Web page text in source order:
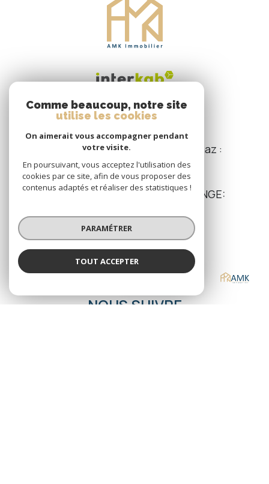
AMK IMMOBILIER
HAUTES-ALPES– Mickael Dernaz :
06 36 06 27 29
SecteurIsère, - Lisbeth LAGRANGE:
contact@amkimmobilier.com
NOUS SUIVRE
Comme beaucoup, notre site
utilise les cookies
On aimerait vous accompagner pendant
votre visite.
En poursuivant, vous acceptez l'utilisation des
cookies par ce site, afin de vous proposer des
contenus adaptés et réaliser des statistiques !
PARAMÉTRER
TOUT ACCEPTER